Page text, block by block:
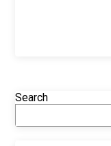
Search